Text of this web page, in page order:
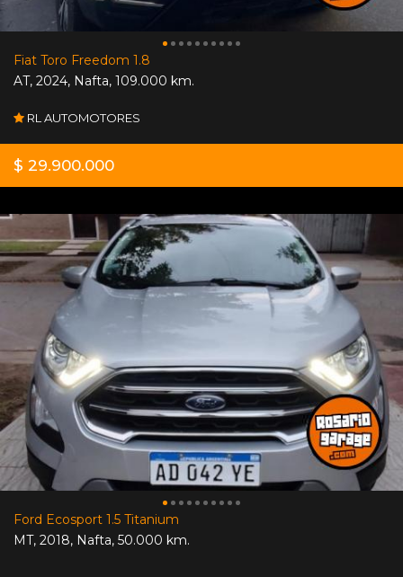
Fiat Toro Freedom 1.8
AT, 2024, Nafta, 109.000 km.
RL AUTOMOTORES
$ 29.900.000
Ford Ecosport 1.5 Titanium
MT, 2018, Nafta, 50.000 km.